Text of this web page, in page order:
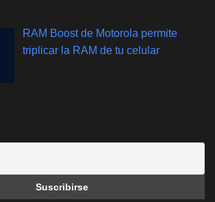
RAM Boost de Motorola permite
triplicar la RAM de tu celular